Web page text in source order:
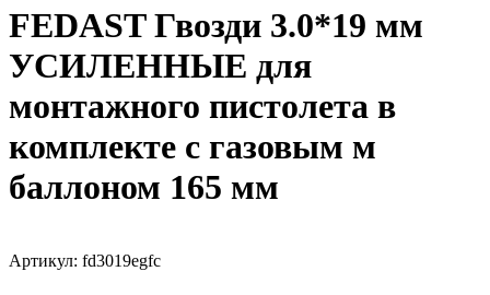
FEDAST Гвозди 3.0*19 мм
УСИЛЕННЫЕ для
монтажного пистолета в
комплекте с газовым м
баллоном 165 мм
Артикул: fd3019egfc